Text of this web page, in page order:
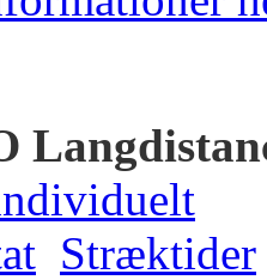
Stræktider